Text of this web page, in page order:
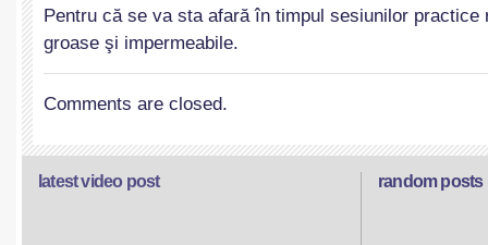
Pentru că se va sta afară în timpul sesiunilor practice
groase şi impermeabile.
Comments are closed.
random posts
latest video post